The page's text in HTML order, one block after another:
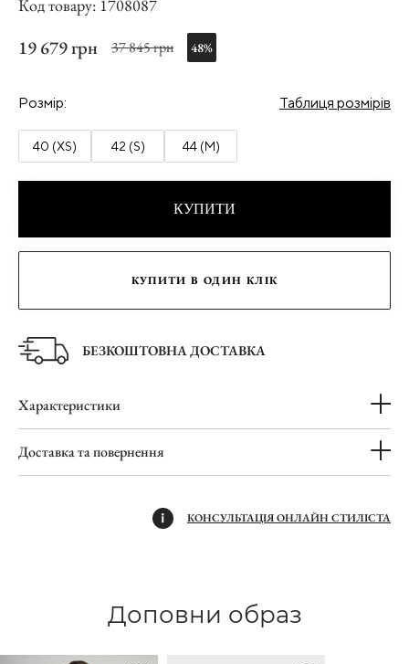
Код товару: 1708087
19 679 грн 37 845 грн 48%
Розмір: Таблиця розмірів
40 (XS) 42 (S) 44 (M)
КУПИТИ
КУПИТИ В ОДИН КЛІК
БЕЗКОШТОВНА ДОСТАВКА
Характеристики
Доставка та повернення
КОНСУЛЬТАЦІЯ ОНЛАЙН СТИЛІСТА
Доповни образ